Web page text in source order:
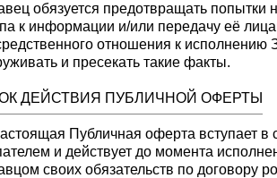
обязуется предотвращать попытки
к информации и/или передачу её
отношения к исполнению
и пресекать такие факты.
ДЕЙСТВИЯ ПУБЛИЧНОЙ ОФЕРТЫ
Публичная оферта вступает в
и действует до момента
своих обязательств по договору